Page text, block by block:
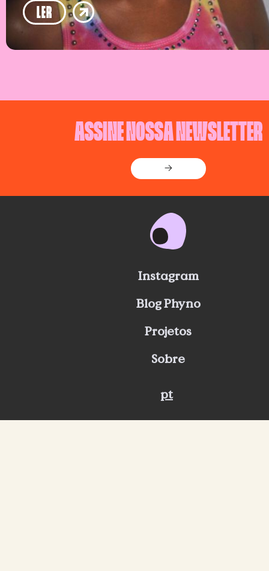
LER
ASSINE NOSSA NEWSLETTER
→
Instagram
Blog Phyno
Projetos
Sobre
pt